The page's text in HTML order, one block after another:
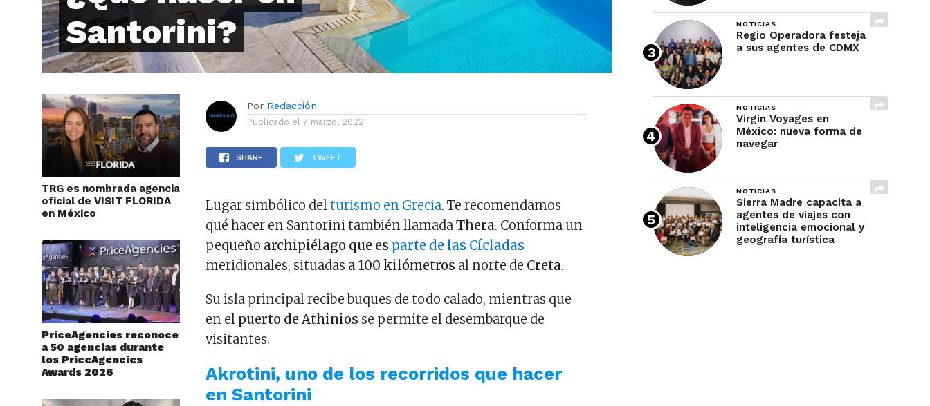
Santorini?
TRG es nombrada agencia
oficial de VISIT FLORIDA
en México
PriceAgencies reconoce
a 50 agencias durante
los PriceAgencies
Awards 2026
Por Redacción
Publicado el 7 marzo, 2022
SHARE TWEET
Lugar simbólico delturismo en Grecia. Te recomendamos
qué hacer en Santorini también llamadaThera. Conforma un
pequeño archipiélago que es parte de las Cícladas
meridionales, situadas a 100 kilómetros al norte de Creta.
Su isla principal recibe buques de todo calado, mientras que
en el puerto de Athinios se permite el desembarque de
visitantes.
Akrotini, uno de los recorridos que hacer
en Santorini
NOTICIAS
Regio Operadora festeja
a sus agentes de CDMX
NOTICIAS
Virgin Voyages en
México: nueva forma de
navegar
NOTICIAS
Sierra Madre capacita a
agentes de viajes con
inteligencia emocional y
geografía turística